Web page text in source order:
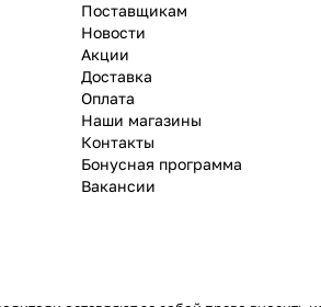
Поставщикам
Новости
Акции
Доставка
Оплата
Наши магазины
Контакты
Бонусная программа
Вакансии